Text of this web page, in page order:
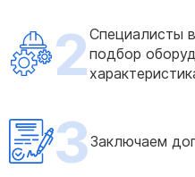
2Специалисты
подбор
3Заключаем